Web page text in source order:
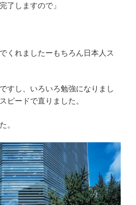
了しますので」
くれましたーもちろん日本人ス
すし、いろいろ勉強になりまし
ピードで直りました。
。